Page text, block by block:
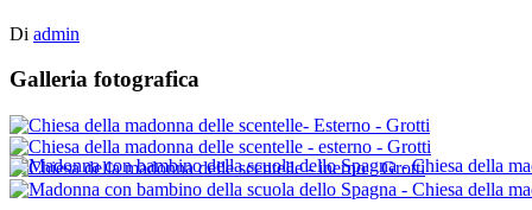
Di admin
Galleria fotografica